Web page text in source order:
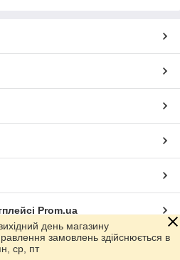
Prom.ua
день магазину
замовлень здійснюється в
ср, пт